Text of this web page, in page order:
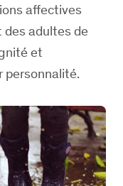
affectives
adultes de
et
personnalité.